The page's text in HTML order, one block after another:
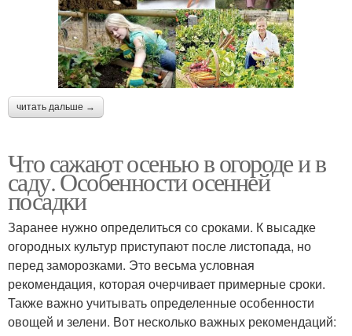
читать дальше →
Что сажают осенью в огороде и в
саду. Особенности осенней
посадки
Заранее нужно определиться со сроками. К высадке
огородных культур приступают после листопада, но
перед заморозками. Это весьма условная
рекомендация, которая очерчивает примерные сроки.
Также важно учитывать определенные особенности
овощей и зелени. Вот несколько важных рекомендаций: